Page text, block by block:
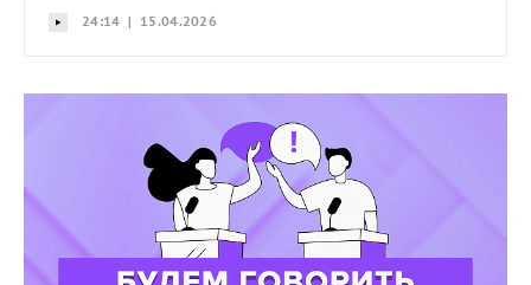
24:14 | 15.04.2026